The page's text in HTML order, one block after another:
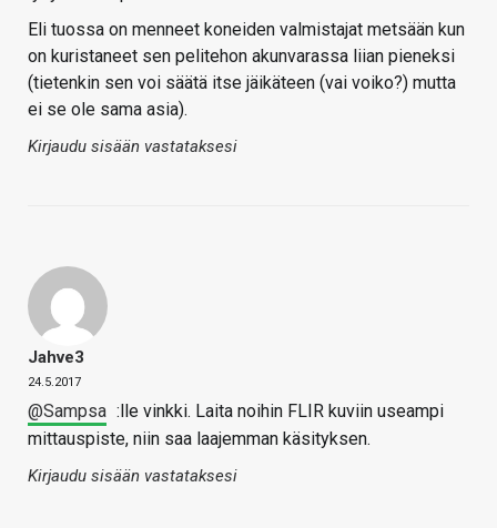
Eli tuossa on menneet koneiden valmistajat metsään kun
on kuristaneet sen pelitehon akunvarassa liian pieneksi
(tietenkin sen voi säätä itse jäikäteen (vai voiko?) mutta
ei se ole sama asia).
Kirjaudu sisään vastataksesi
Jahve3
24.5.2017
@Sampsa :lle vinkki. Laita noihin FLIR kuviin useampi
mittauspiste, niin saa laajemman käsityksen.
Kirjaudu sisään vastataksesi